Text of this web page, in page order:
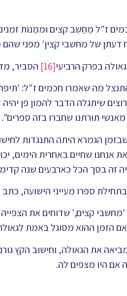
ז"ל מֵחַשֵב קִצים וּממְנוֹת
דעתן של מחשבי קִצין' מפני
בפרק הרביעי[16]
הסביר,
מה שאמרו חכמים ז"ל:
שיתגלה הדבר להמון פן יהיה
מאנשי תורתנו שחברו בזה ספרים".
הגמרא היתה התנגדות
אנחנו שחיים באחרית הימים,
זה בסך הכל כארבעים שנה
ספרו מעייני הישועה,
קצים,' שדוחים את
הזמן ההוא מסוגל באמת
את הגאולה, וחישוב הקץ
אם היו מצפים לה.